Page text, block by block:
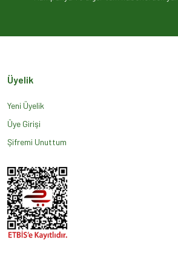
Ürün açıklamasında eksik bilgiler bulunuyor.
Üyelik
Yeni Üyelik
Üye Girişi
Şifremi Unuttum